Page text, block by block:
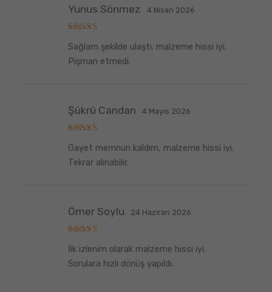
üzerinden
5oy aldı
Yunus Sönmez 4 Nisan 2026
Sağlam şekilde ulaştı. malzeme hissi iyi.
Pişman etmedi.
üzerinden
5 oy aldı
Şükrü Candan 4 Mayıs 2026
Gayet memnun kaldım, malzeme hissi iyi.
Tekrar alınabilir.
üzerinden
5
oy aldı
Ömer Soylu 24 Haziran 2026
İlk izlenim olarak malzeme hissi iyi.
Sorulara hızlı dönüş yapıldı.